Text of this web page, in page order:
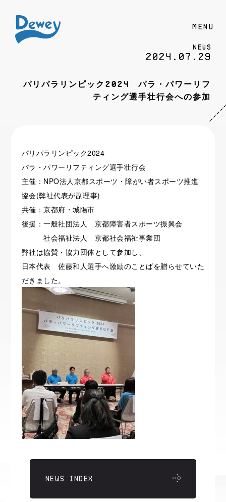
MENU
News
2024.07.29
パリパラリンピック2024 パラ・パワーリフ
ティング選手壮行会への参加
パリパラリンピック2024
パラ・パワーリフティング選手壮行会
主催：NPO法人京都スポーツ・障がい者スポーツ推進
協会(弊社代表が副理事)
共催：京都府・城陽市
後援：一般社団法人 京都障害者スポーツ振興会
社会福祉法人 京都社会福祉事業団
弊社は協賛・協力団体として参加し、
日本代表 佐藤和人選手へ激励のことばを贈らせていた
だきました。
NEWS INDEX